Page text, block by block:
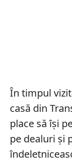
În timpul
casă din
place să își
pe dealuri și